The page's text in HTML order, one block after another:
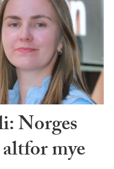
Norges
mye